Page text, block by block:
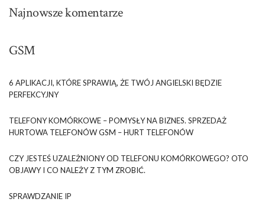
Najnowsze komentarze
GSM
6 APLIKACJI, KTÓRE SPRAWIĄ, ŻE TWÓJ ANGIELSKI BĘDZIE
PERFEKCYJNY
TELEFONY KOMÓRKOWE – POMYSŁY NA BIZNES. SPRZEDAŻ
HURTOWA TELEFONÓW GSM – HURT TELEFONÓW
CZY JESTEŚ UZALEŻNIONY OD TELEFONU KOMÓRKOWEGO? OTO
OBJAWY I CO NALEŻY Z TYM ZROBIĆ.
SPRAWDZANIE IP